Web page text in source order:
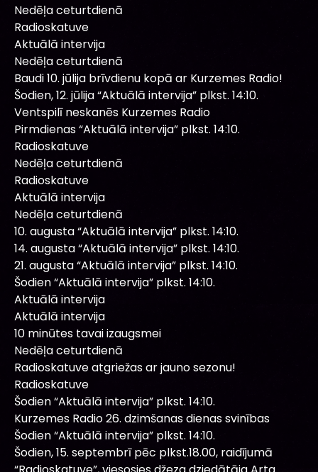
Nedēļa ceturtdienā
Radioskatuve
Aktuālā intervija
Nedēļa ceturtdienā
Baudi 10. jūlija brīvdienu kopā ar Kurzemes Radio!
Šodien, 12. jūlija “Aktuālā intervija” plkst. 14:10.
Ventspilī neskanēs Kurzemes Radio
Pirmdienas “Aktuālā intervija” plkst. 14:10.
Radioskatuve
Nedēļa ceturtdienā
Radioskatuve
Aktuālā intervija
Nedēļa ceturtdienā
10. augusta “Aktuālā intervija” plkst. 14:10.
14. augusta “Aktuālā intervija” plkst. 14:10.
21. augusta “Aktuālā intervija” plkst. 14:10.
Šodien “Aktuālā intervija” plkst. 14:10.
Aktuālā intervija
Aktuālā intervija
10 minūtes tavai izaugsmei
Nedēļa ceturtdienā
Radioskatuve atgriežas ar jauno sezonu!
Radioskatuve
Šodien “Aktuālā intervija” plkst. 14:10.
Kurzemes Radio 26. dzimšanas dienas svinības
Šodien “Aktuālā intervija” plkst. 14:10.
Šodien, 15. septembrī pēc plkst.18.00, raidījumā